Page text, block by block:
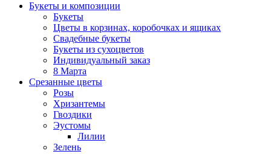
Букеты и композиции
Букеты
Цветы в корзинах, коробочках и ящиках
Свадебные букеты
Букеты из сухоцветов
Индивидуальный заказ
8 Марта
Срезанные цветы
Розы
Хризантемы
Гвоздики
Эустомы
Лилии
Зелень